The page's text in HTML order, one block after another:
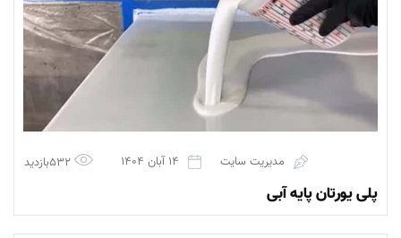
مدیریت سایت 14 آبان 1404
پلی یورتان پایه آبی